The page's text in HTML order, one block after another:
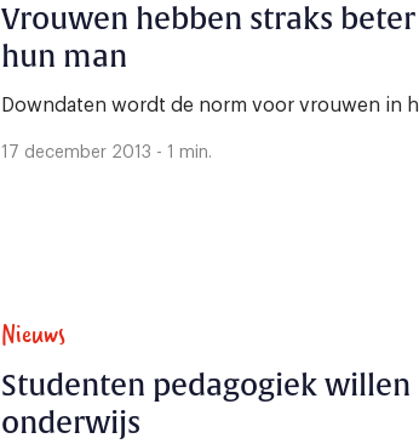
Vrouwen hebben straks
hun man
Downdaten wordt de norm voor vrouwen in
17 december 2013 - 1 min.
Nieuws
Studenten pedagogiek willen
onderwijs